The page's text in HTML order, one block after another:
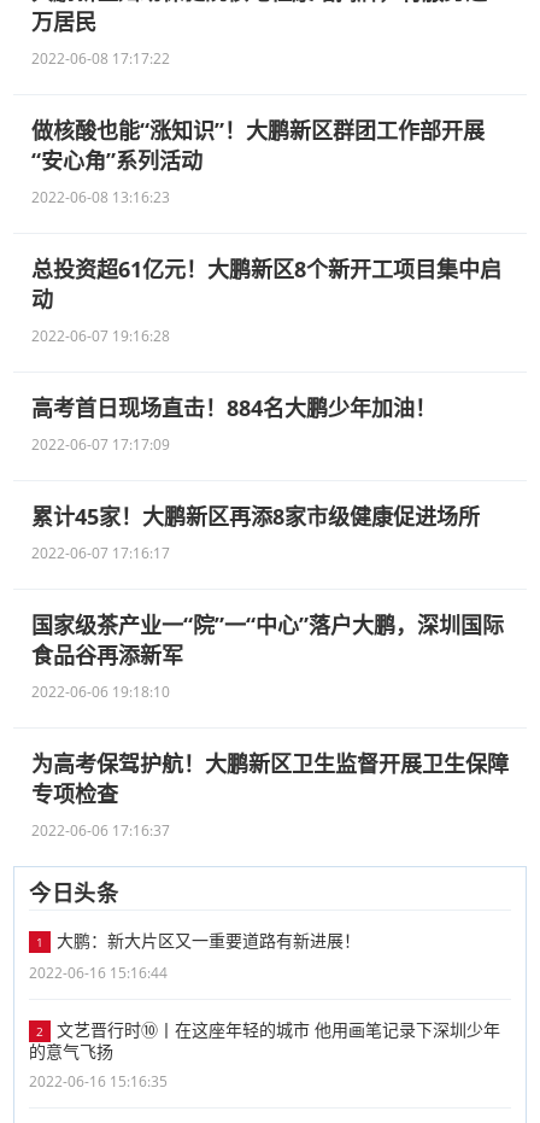
万居民
2022-06-08 17:17:22
做核酸也能“涨知识”！大鹏新区群团工作部开展
“安心角”系列活动
2022-06-08 13:16:23
总投资超61亿元！大鹏新区8个新开工项目集中启
动
2022-06-07 19:16:28
高考首日现场直击！884名大鹏少年加油！
2022-06-07 17:17:09
累计45家！大鹏新区再添8家市级健康促进场所
2022-06-07 17:16:17
国家级茶产业一“院”一“中心”落户大鹏，深圳国际
食品谷再添新军
2022-06-06 19:18:10
为高考保驾护航！大鹏新区卫生监督开展卫生保障
专项检查
2022-06-06 17:16:37
今日头条
1 大鹏：新大片区又一重要道路有新进展！
2022-06-16 15:16:44
2
文艺晋行时⑩丨在这座年轻的城市 他用画笔记录下深圳少年
的意气飞扬
2022-06-16 15:16:35